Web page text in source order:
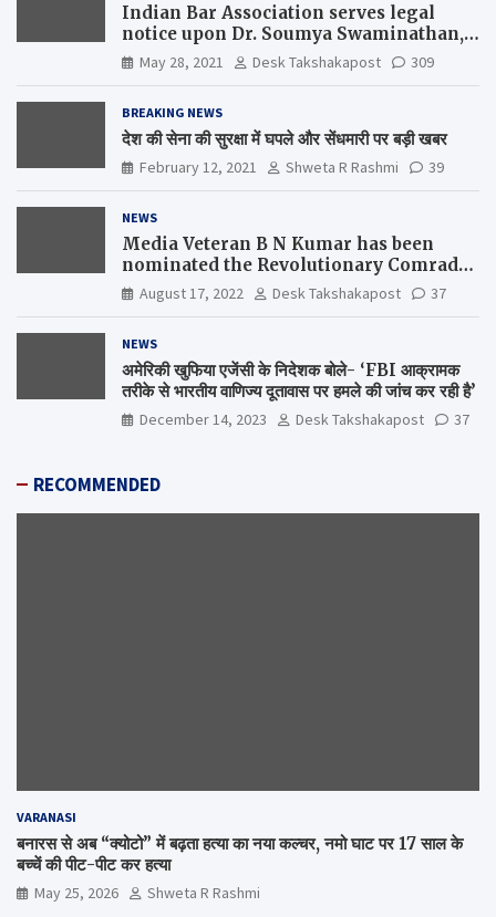
Indian Bar Association serves legal
notice upon Dr. Soumya Swaminathan,
the Chief Scientist, WHO
May 28, 2021 Desk Takshakapost 309
BREAKING NEWS
देश की सेना की सुरक्षा में घपले और सेंधमारी पर बड़ी खबर
February 12, 2021 Shweta R Rashmi 39
NEWS
Media Veteran B N Kumar has been
nominated the Revolutionary Comrade
Shiv Varma Media Award 2022-23
August 17, 2022 Desk Takshakapost 37
NEWS
अमेरिकी खुफिया एजेंसी के निदेशक बोले- ‘FBI आक्रामक
तरीके से भारतीय वाणिज्य दूतावास पर हमले की जांच कर रही है’
December 14, 2023 Desk Takshakapost 37
RECOMMENDED
VARANASI
बनारस से अब “क्योटो” में बढ़ता हत्या का नया कल्चर, नमो घाट पर 17 साल के
बच्चें की पीट-पीट कर हत्या
May 25, 2026 Shweta R Rashmi